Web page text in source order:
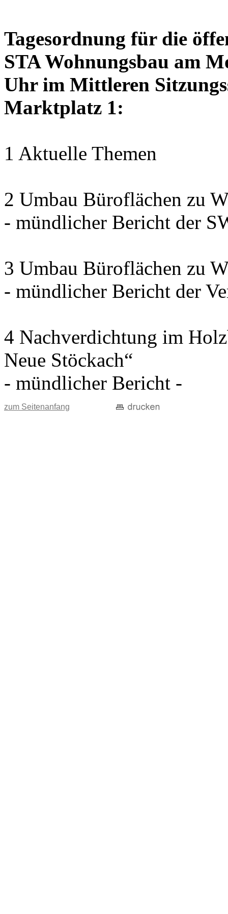
Tagesordnung für die
STA Wohnungsbau am
Uhr im Mittleren
Marktplatz 1:
1 Aktuelle Themen
2 Umbau Büroflächen zu
- mündlicher Bericht der
3 Umbau Büroflächen zu
- mündlicher Bericht der
4 Nachverdichtung im
Neue Stöckach“
- mündlicher Bericht -
zum Seitenanfang